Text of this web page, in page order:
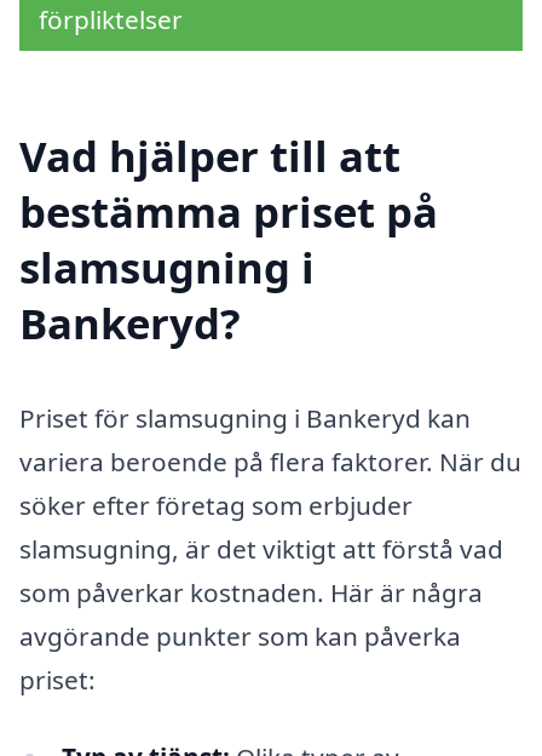
förpliktelser
Vad hjälper till att
bestämma priset på
slamsugning i
Bankeryd?
Priset för slamsugning i Bankeryd kan
variera beroende på flera faktorer. När du
söker efter företag som erbjuder
slamsugning, är det viktigt att förstå vad
som påverkar kostnaden. Här är några
avgörande punkter som kan påverka
priset: